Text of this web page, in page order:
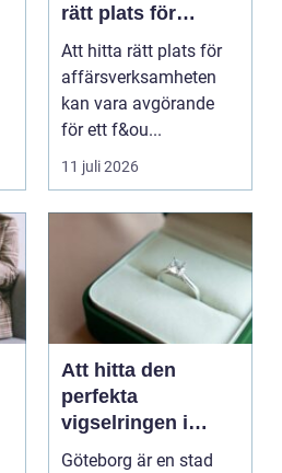
rätt plats för
affärsverksamhete
Att hitta rätt plats för
affärsverksamheten
kan vara avgörande
för ett f&ou...
11 juli 2026
Att hitta den
perfekta
vigselringen i
Göteborg
Göteborg är en stad